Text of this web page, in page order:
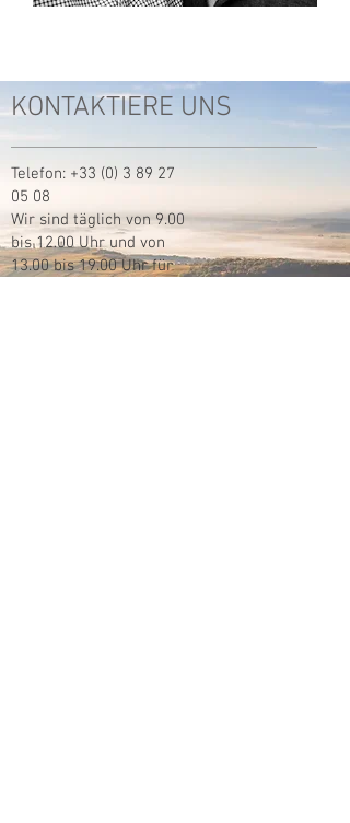
KONTAKTIERE UNS
Telefon: +33 (0) 3 89 27
05 08
Wir sind täglich von 9.00
bis 12.00 Uhr und von
13.00 bis 19.00 Uhr für